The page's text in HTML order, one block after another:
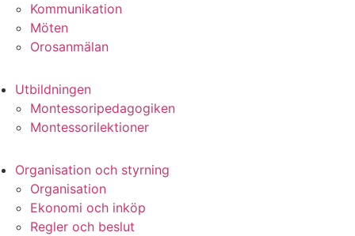
Kommunikation
Möten
Orosanmälan
Utbildningen
Montessoripedagogiken
Montessorilektioner
Organisation och styrning
Organisation
Ekonomi och inköp
Regler och beslut